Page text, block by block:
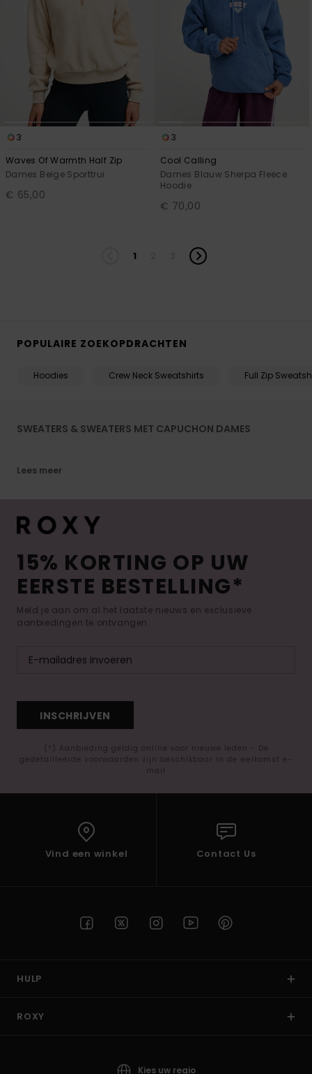
3
Waves Of Warmth Half Zip
Dames Beige Sporttrui
€ 65,00
3
Cool Calling
Dames Blauw Sherpa Fleece
Hoodie
€ 70,00
1
POPULAIRE ZOEKOPDRACHTEN
Hoodies Crew Neck Sweatshirts Full Zip
SWEATERS & SWEATERS MET CAPUCHON DAMES
Lees meer
15% KORTING OP UW
EERSTE BESTELLING*
Meld je aan om al het laatste nieuws en exclusieve
aanbiedingen te ontvangen.
INSCHRIJVEN
(*) Aanbieding geldig online voor nieuwe leden - De
gedetailleerde voorwaarden zijn beschikbaar in de welkomst e-
mail
Vind een winkel Contact Us
HULP
ROXY
Kies uw regio